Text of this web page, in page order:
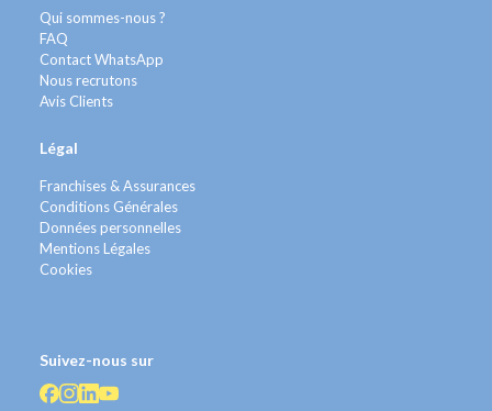
Qui sommes-nous ?
FAQ
Contact WhatsApp
Nous recrutons
Avis Clients
Légal
Franchises & Assurances
Conditions Générales
Données personnelles
Mentions Légales
Cookies
Suivez-nous sur